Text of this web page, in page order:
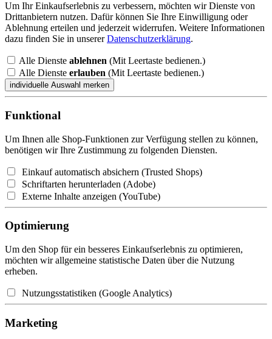
Um Ihr Einkaufserlebnis zu verbessern, möchten wir Dienste von
Drittanbietern nutzen. Dafür können Sie Ihre Einwilligung oder
Ablehnung erteilen und jederzeit widerrufen. Weitere Informationen
dazu finden Sie in unsererDatenschutzerklärung.
Alle Dienste ablehnen (Mit Leertaste bedienen.)
Alle Dienste erlauben (Mit Leertaste bedienen.)
Funktional
Um Ihnen alle Shop-Funktionen zur Verfügung stellen zu können,
benötigen wir Ihre Zustimmung zu folgenden Diensten.
Einkauf automatisch absichern (Trusted Shops)
Schriftarten herunterladen (Adobe)
Externe Inhalte anzeigen (YouTube)
Optimierung
Um den Shop für ein besseres Einkaufserlebnis zu optimieren,
möchten wir allgemeine statistische Daten über die Nutzung
erheben.
Nutzungsstatistiken (Google Analytics)
Marketing